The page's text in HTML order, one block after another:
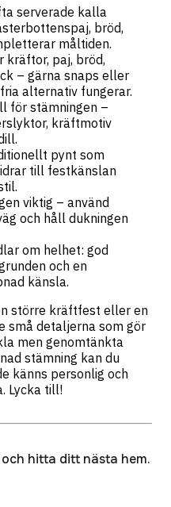
serverade kalla
bröd,
måltiden.
kräftor, paj, bröd,
– gärna snaps eller
alternativ fungerar.
för stämningen –
kräftmotiv
pynt som
till festkänslan
viktig – använd
och håll dukningen
om helhet: god
och en
känsla.
större kräftfest eller en
små detaljerna som gör
men genomtänkta
stämning kan du
känns personlig och
Lycka till!
och hitta ditt nästa hem.